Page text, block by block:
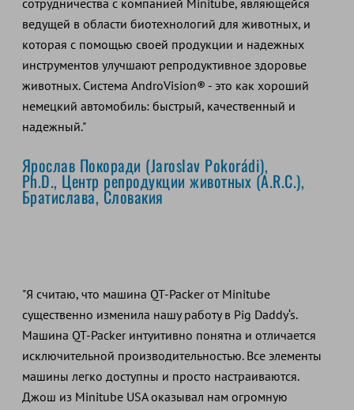
ведущей в области биотехнологий для животных, и
которая с помощью своей продукции и надежных
инструментов улучшают репродуктивное здоровье
животных. Система AndroVision® - это как хороший
немецкий автомобиль: быстрый, качественный и
надежный."
Ярослав Покоради (Jaroslav Pokorádi),
Ph.D., Центр репродукции животных (A.R.C.),
Братислава, Словакия
"Я считаю, что машина QT-Packer от Minitube
существенно изменила нашу работу в Pig Daddy‘s.
Машина QT-Packer интуитивно понятна и отличается
исключительной производительностью. Все элементы
машины легко доступны и просто настраиваются.
Джош из Minitube USA оказывал нам огромную